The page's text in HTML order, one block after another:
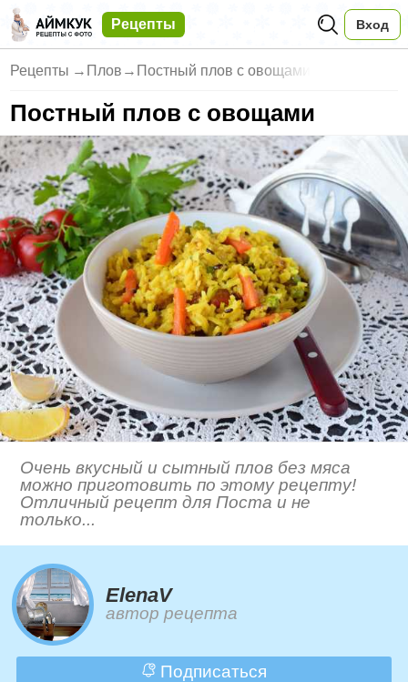
Рецепты Вход
Рецепты → Плов → Постный плов с овощами
Постный плов с овощами
Очень вкусный и сытный плов без мяса
можно приготовить по этому рецепту!
Отличный рецепт для Поста и не
только...
ElenaV
автор рецепта
Подписаться